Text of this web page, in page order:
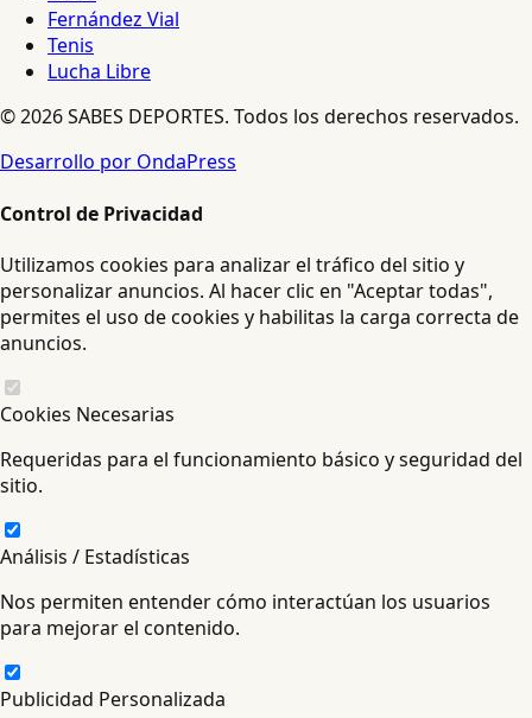
Fernández Vial
Tenis
Lucha Libre
© 2026 SABES DEPORTES. Todos los derechos reservados.
Desarrollo por OndaPress
Control de Privacidad
Utilizamos cookies para analizar el tráfico del sitio y
personalizar anuncios. Al hacer clic en "Aceptar todas",
permites el uso de cookies y habilitas la carga correcta de
anuncios.
Cookies Necesarias
Requeridas para el funcionamiento básico y seguridad del
sitio.
Análisis / Estadísticas
Nos permiten entender cómo interactúan los usuarios
para mejorar el contenido.
Publicidad Personalizada